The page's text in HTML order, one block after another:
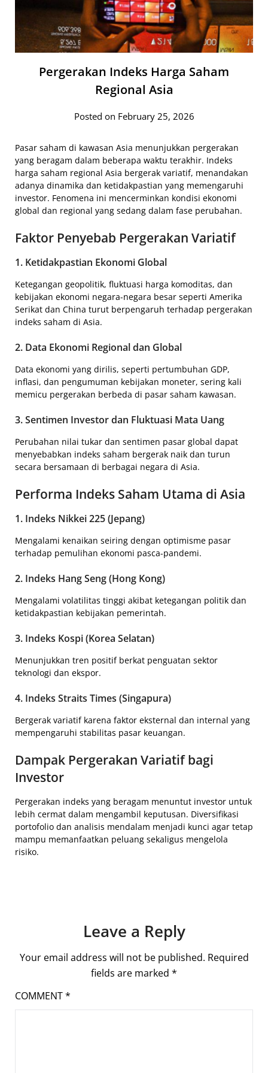
Pergerakan Indeks Harga Saham
Regional Asia
Posted on February 25, 2026
Pasar saham di kawasan Asia menunjukkan pergerakan
yang beragam dalam beberapa waktu terakhir. Indeks
harga saham regional Asia bergerak variatif, menandakan
adanya dinamika dan ketidakpastian yang memengaruhi
investor. Fenomena ini mencerminkan kondisi ekonomi
global dan regional yang sedang dalam fase perubahan.
Faktor Penyebab Pergerakan Variatif
1. Ketidakpastian Ekonomi Global
Ketegangan geopolitik, fluktuasi harga komoditas, dan
kebijakan ekonomi negara-negara besar seperti Amerika
Serikat dan China turut berpengaruh terhadap pergerakan
indeks saham di Asia.
2. Data Ekonomi Regional dan Global
Data ekonomi yang dirilis, seperti pertumbuhan GDP,
inflasi, dan pengumuman kebijakan moneter, sering kali
memicu pergerakan berbeda di pasar saham kawasan.
3. Sentimen Investor dan Fluktuasi Mata Uang
Perubahan nilai tukar dan sentimen pasar global dapat
menyebabkan indeks saham bergerak naik dan turun
secara bersamaan di berbagai negara di Asia.
Performa Indeks Saham Utama di Asia
1. Indeks Nikkei 225 (Jepang)
Mengalami kenaikan seiring dengan optimisme pasar
terhadap pemulihan ekonomi pasca-pandemi.
2. Indeks Hang Seng (Hong Kong)
Mengalami volatilitas tinggi akibat ketegangan politik dan
ketidakpastian kebijakan pemerintah.
3. Indeks Kospi (Korea Selatan)
Menunjukkan tren positif berkat penguatan sektor
teknologi dan ekspor.
4. Indeks Straits Times (Singapura)
Bergerak variatif karena faktor eksternal dan internal yang
mempengaruhi stabilitas pasar keuangan.
Dampak Pergerakan Variatif bagi
Investor
Pergerakan indeks yang beragam menuntut investor untuk
lebih cermat dalam mengambil keputusan. Diversifikasi
portofolio dan analisis mendalam menjadi kunci agar tetap
mampu memanfaatkan peluang sekaligus mengelola
risiko.
Leave a Reply
Your email address will not be published. Required
fields are marked *
COMMENT*